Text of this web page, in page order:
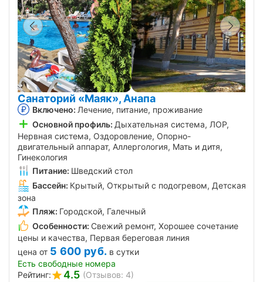
Санаторий «Маяк», Анапа
Включено: Лечение, питание, проживание
Основной профиль: Дыхательная система, ЛОР,
Нервная система, Оздоровление, Опорно-
двигательный аппарат, Аллергология, Мать и дитя,
Гинекология
Питание: Шведский стол
Бассейн: Крытый, Открытый с подогревом, Детская
зона
Пляж: Городской, Галечный
Особенности: Свежий ремонт, Хорошее сочетание
цены и качества, Первая береговая линия
цена от 5 600 руб. в сутки
Есть свободные номера
Рейтинг:
4.5 (Отзывов: 4)